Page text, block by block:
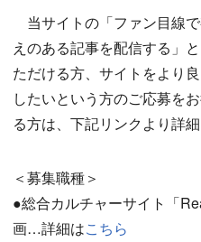
当サイトの「ファン目線
えのある記事を配信する」
ただける方、サイトをより
したいという方のご応募を
る方は、下記リンクより詳
＜募集職種＞
●総合カルチャーサイト「
画…詳細はこちら